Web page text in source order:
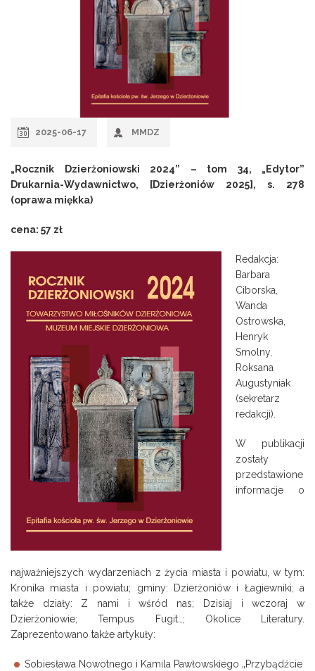
2025-06-17 MMDZ
„Rocznik Dzierżoniowski 2024” – tom 34, „Edytor”
Drukarnia-Wydawnictwo, [Dzierżoniów 2025], s. 278
(oprawa miękka)
cena: 57 zł
Redakcja:
Barbara
Ciborska,
Wanda
Ostrowska,
Henryk
Smolny,
Roksana
Augustyniak
(sekretarz
redakcji).
W publikacji
zostały
przedstawione
informacje o
najważniejszych wydarzeniach z życia miasta i powiatu, w tym:
Kronika miasta i powiatu; gminy: Dzierżoniów i Łagiewniki; a
także działy: Z nami i wśród nas; Dzisiaj i wczoraj w
Dzierżoniowie; Tempus Fugit…; Okolice Literatury.
Zaprezentowano także artykuły:
Sobiesława Nowotnego i Kamila Pawłowskiego „Przybądźcie